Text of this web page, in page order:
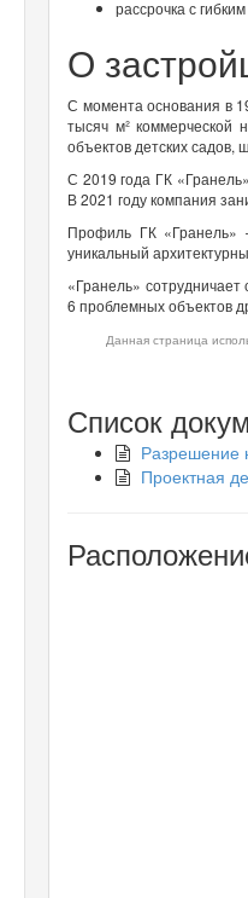
рассрочка с
О
С момента основания в
тысяч м² коммерческой
объектов детских садов,
С 2019 года ГК
В 2021 году компания
Профиль ГК «Гранель»
уникальный
«Гранель»
6 проблемных объектов
Данная страница
Список
Разрешение
Проектная